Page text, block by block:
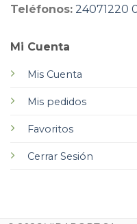
Mi Cuenta
Mis Cuenta
Mis pedidos
Favoritos
Cerrar Sesión
Teléfonos: 24071220